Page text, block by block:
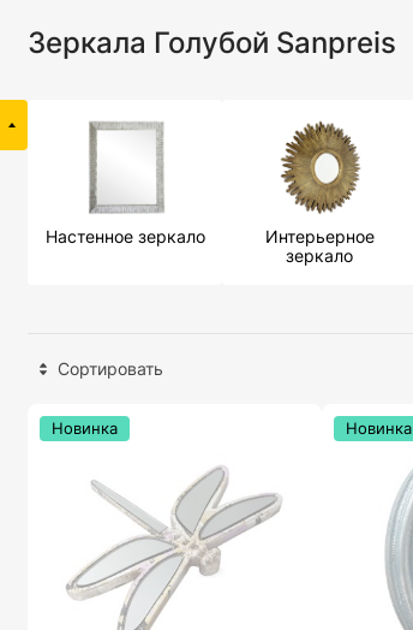
Зеркала Голубой Sanpreis
Настенное зеркало
Интерьерное
зеркало
Сортировать
Новинка Новинка